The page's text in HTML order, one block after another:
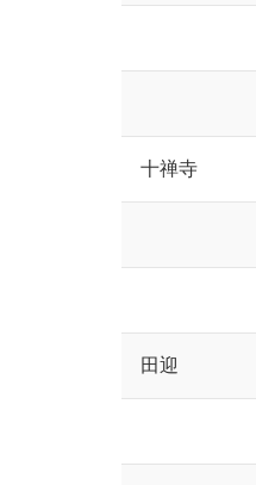
十禅寺
田迎